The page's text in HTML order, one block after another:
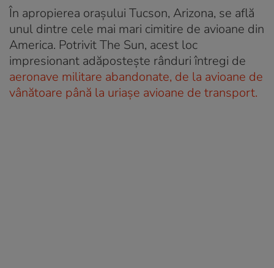
În apropierea orașului Tucson, Arizona, se află
unul dintre cele mai mari cimitire de avioane din
America. Potrivit The Sun, acest loc
impresionant adăpostește rânduri întregi de
aeronave militare abandonate, de la avioane de
vânătoare până la uriașe avioane de transport.